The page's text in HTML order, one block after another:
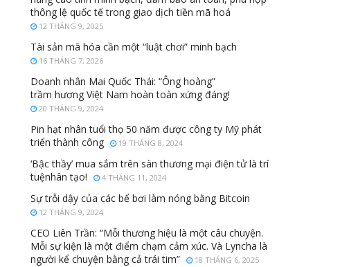
thông lệ quốc tế trong giao dịch tiền mã hoá
12 THÁNG 9, 2025
Tài sản mã hóa cần một “luật chơi” minh bạch
16 THÁNG 7, 2026
Doanh nhân Mai Quốc Thái: “Ông hoàng”
trầm hương Việt Nam hoàn toàn xứng đáng!
20 THÁNG 9, 2024
Pin hạt nhân tuổi thọ 50 năm được công ty Mỹ phát
triển thành công
19 THÁNG 8, 2024
‘Bậc thầy’ mua sắm trên sàn thương mại điện tử là trí
tuệnhân tạo!
4 THÁNG 11, 2024
Sự trỗi dậy của các bể bơi làm nóng bằng Bitcoin
12 THÁNG 9, 2024
CEO Liên Trần: “Mỗi thương hiệu là một câu chuyện.
Mỗi sự kiện là một điểm chạm cảm xúc. Và Lyncha là
người kể chuyện bằng cả trái tim”
18 THÁNG 6, 2025